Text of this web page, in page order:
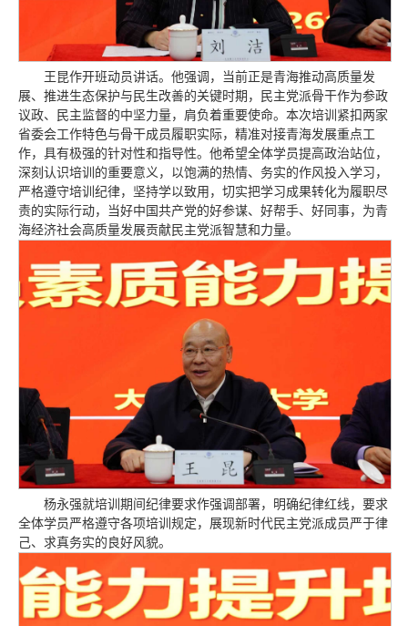
王昆作开班动员讲话。他强调，当前正是青海推动高质量发
展、推进生态保护与民生改善的关键时期，民主党派骨干作为参政
议政、民主监督的中坚力量，肩负着重要使命。本次培训紧扣两家
省委会工作特色与骨干成员履职实际，精准对接青海发展重点工
作，具有极强的针对性和指导性。他希望全体学员提高政治站位，
深刻认识培训的重要意义，以饱满的热情、务实的作风投入学习，
严格遵守培训纪律，坚持学以致用，切实把学习成果转化为履职尽
责的实际行动，当好中国共产党的好参谋、好帮手、好同事，为青
海经济社会高质量发展贡献民主党派智慧和力量。
杨永强就培训期间纪律要求作强调部署，明确纪律红线，要求
全体学员严格遵守各项培训规定，展现新时代民主党派成员严于律
己、求真务实的良好风貌。